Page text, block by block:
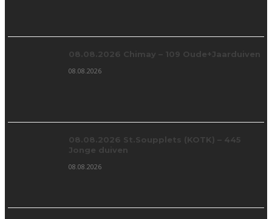
08.08.2026 Chimay – 109 Oude+Jaarduiven
08.08.2026
08.08.2026 St.Soupplets (KOTK) – 445
Jonge duiven
08.08.2026